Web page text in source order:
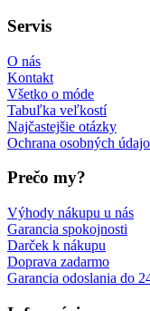
Servis
O nás
Kontakt
Všetko o móde
Tabuľka veľkostí
Najčastejšie otázky
Ochrana osobných
Prečo my?
Výhody nákupu u nás
Garancia spokojnosti
Darček k nákupu
Doprava zadarmo
Garancia odoslania do